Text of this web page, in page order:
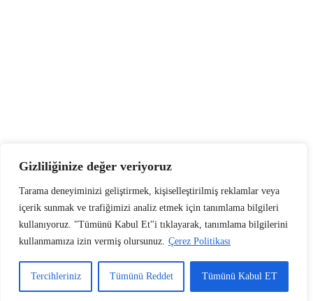
Gizliliğinize değer veriyoruz
Tarama deneyiminizi geliştirmek, kişiselleştirilmiş reklamlar veya
içerik sunmak ve trafiğimizi analiz etmek için tanımlama bilgileri
kullanıyoruz. "Tümünü Kabul Et"i tıklayarak, tanımlama bilgilerini
kullanmamıza izin vermiş olursunuz. Çerez Politikası
Tercihleriniz Tümünü Reddet Tümünü Kabul ET
✉️